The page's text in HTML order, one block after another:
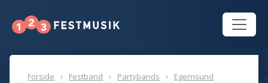
Forside Festband Partybands Egernsund